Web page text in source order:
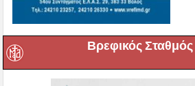
Βρεφικός